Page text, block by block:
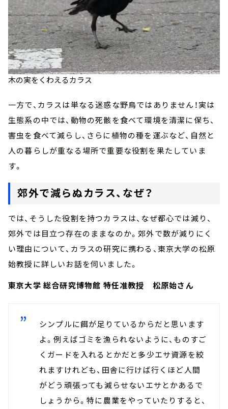
木の実をくわえるカラス
一方で、カラスは単なる迷惑な野鳥ではありません！実は
生態系の中では、動物の死骸を食べて環境を清潔に保ち、
害虫を食べて減らし、さらに植物の種を運ぶなど、自然と
人の暮らしが重なる場所で重要な役割を果たしていま
す。
郊外で減らぬカラス、なぜ？
では、そうした役割を持つカラスは、なぜ都心では減り、
郊外では目立つ存在のままなのか。郊外で数が減りにく
い理由について、カラスの研究に携わる、東京大学の松原
始教授に詳しいお話を伺いました。
東京大学 総合研究博物館 特任准教授 松原始さん
シンプルに餌が足りているからだと思います
よ。例えばゴミを漁られないように、ものすご
くガードを入れるとかだと多少エサ資源を絞
れますけれども、田舎に行けば行くほど人間
がどう頑張っても減らせないエサとかあるで
しょうから。特に農業をやっていたりすると、